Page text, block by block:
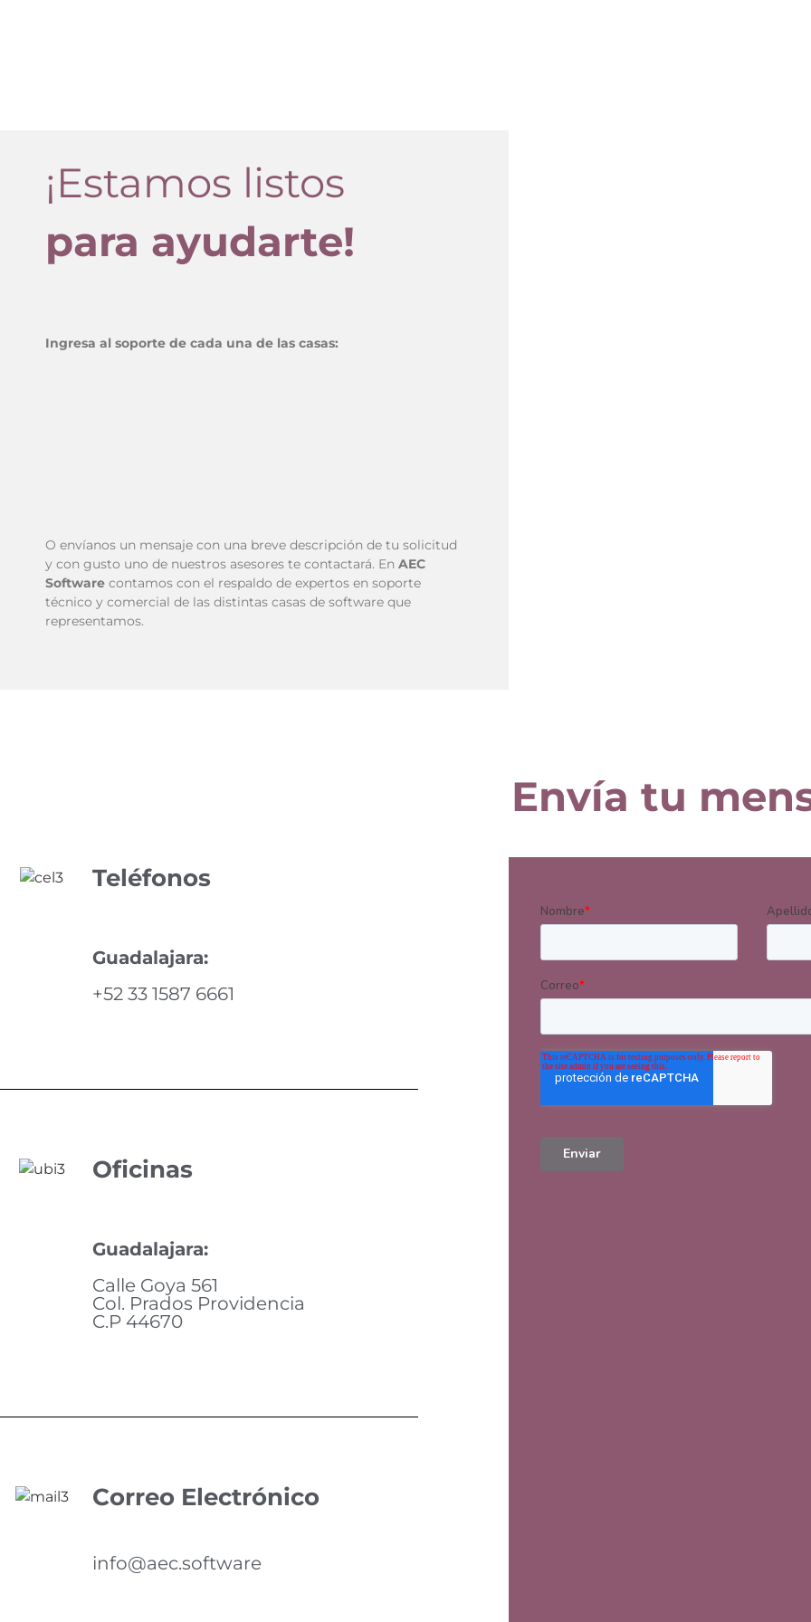
¡Estamos listos
para ayudarte!
Ingresa al soporte de cada una de las casas:
O envíanos un mensaje con una breve descripción de tu solicitud
y con gusto uno de nuestros asesores te contactará. En AEC
Software contamos con el respaldo de expertos en soporte
técnico y comercial de las distintas casas de software que
representamos.
Envía tu
Teléfonos
Guadalajara:
+52 33 1587 6661
Oficinas
Guadalajara:
Calle Goya 561
Col. Prados Providencia
C.P 44670
Correo Electrónico
info@aec.software